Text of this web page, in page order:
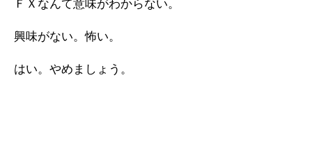
ＦＸなんて意味がわからない。
興味がない。怖い。
はい。やめましょう。